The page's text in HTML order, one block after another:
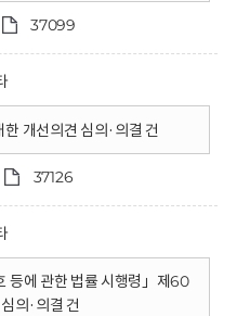
37099
한 개선의견 심의·의결 건
37126
등에 관한 법률 시행령」제60
의·의결 건